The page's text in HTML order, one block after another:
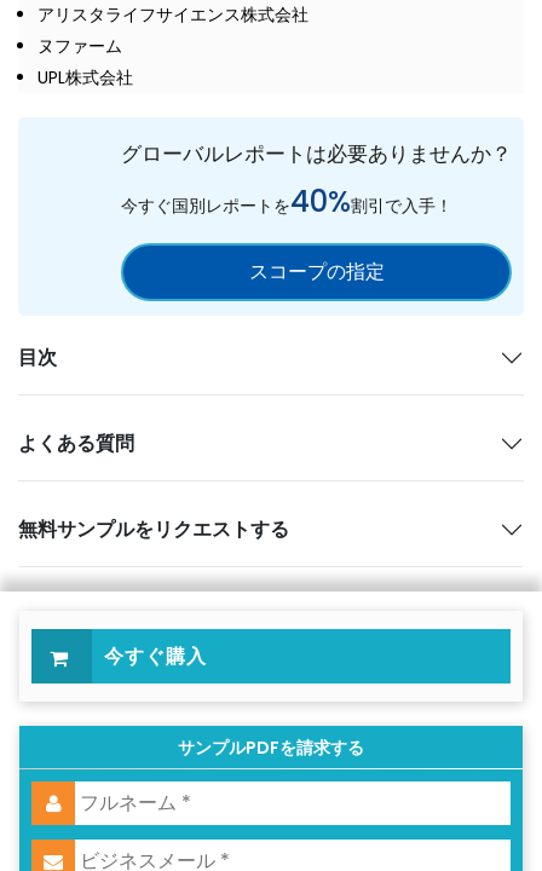
アリスタライフサイエンス株式会社
ヌファーム
UPL株式会社
グローバルレポートは必要ありませんか？
今すぐ国別レポートを40%割引で入手！
スコープの指定
目次
よくある質問
無料サンプルをリクエストする
今すぐ購入
サンプルPDFを請求する